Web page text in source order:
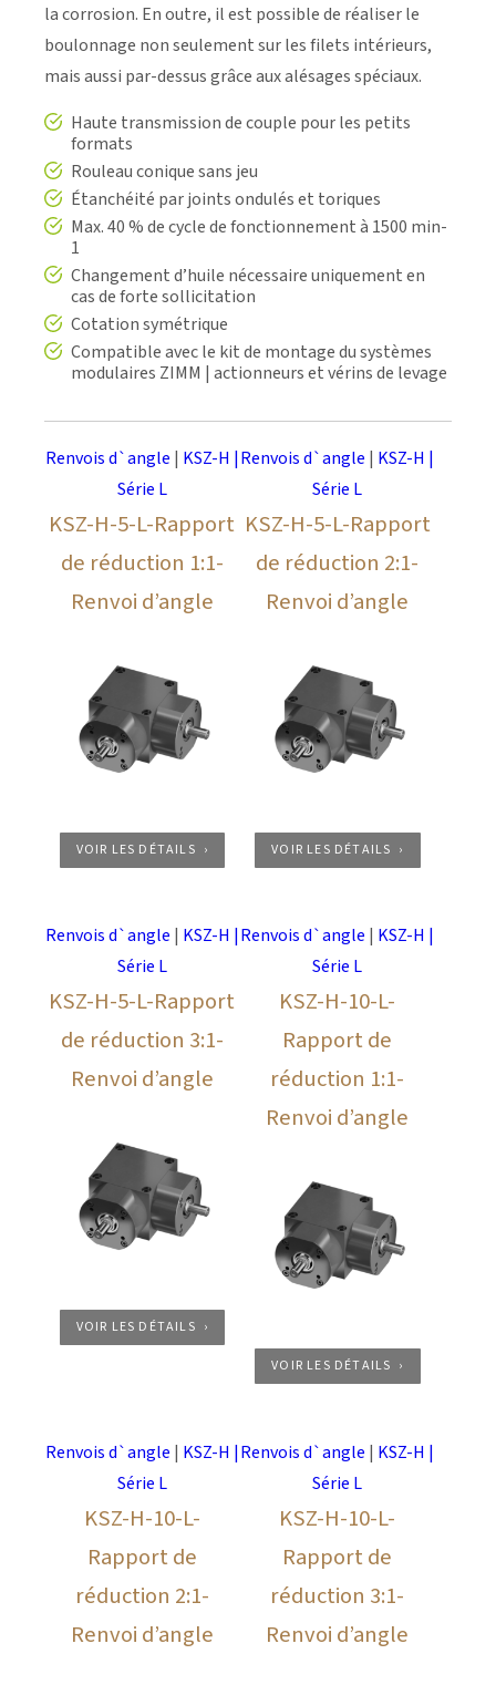
la corrosion. En outre, il est possible de réaliser le
boulonnage non seulement sur les filets intérieurs,
mais aussi par-dessus grâce aux alésages spéciaux.
Haute transmission de couple pour les petits
formats
Rouleau conique sans jeu
Étanchéité par joints ondulés et toriques
Max. 40 % de cycle de fonctionnement à 1500 min-
1
Changement d’huile nécessaire uniquement en
cas de forte sollicitation
Cotation symétrique
Compatible avec le kit de montage du systèmes
modulaires ZIMM | actionneurs et vérins de levage
Renvois d`angle | KSZ-H |
Série L
KSZ-H-5-L-Rapport
de réduction 1:1-
Renvoi d’angle
VOIR LES DÉTAILS
Renvois d`angle | KSZ-H |
Série L
KSZ-H-5-L-Rapport
de réduction 2:1-
Renvoi d’angle
VOIR LES DÉTAILS
Renvois d`angle | KSZ-H |
Série L
KSZ-H-5-L-Rapport
de réduction 3:1-
Renvoi d’angle
VOIR LES DÉTAILS
Renvois d`angle | KSZ-H |
Série L
KSZ-H-10-L-
Rapport de
réduction 1:1-
Renvoi d’angle
VOIR LES DÉTAILS
Renvois d`angle | KSZ-H |
Série L
KSZ-H-10-L-
Rapport de
réduction 2:1-
Renvoi d’angle
Renvois d`angle | KSZ-H |
Série L
KSZ-H-10-L-
Rapport de
réduction 3:1-
Renvoi d’angle